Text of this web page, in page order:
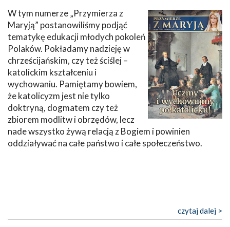
W tym numerze „Przymierza z
Maryją” postanowiliśmy podjąć
tematykę edukacji młodych pokoleń
Polaków. Pokładamy nadzieję w
chrześcijańskim, czy też ściślej –
katolickim kształceniu i
wychowaniu. Pamiętamy bowiem,
że katolicyzm jest nie tylko
doktryną, dogmatem czy też
zbiorem modlitw i obrzędów, lecz
nade wszystko żywą relacją z Bogiem i powinien
oddziaływać na całe państwo i całe społeczeństwo.
czytaj dalej >